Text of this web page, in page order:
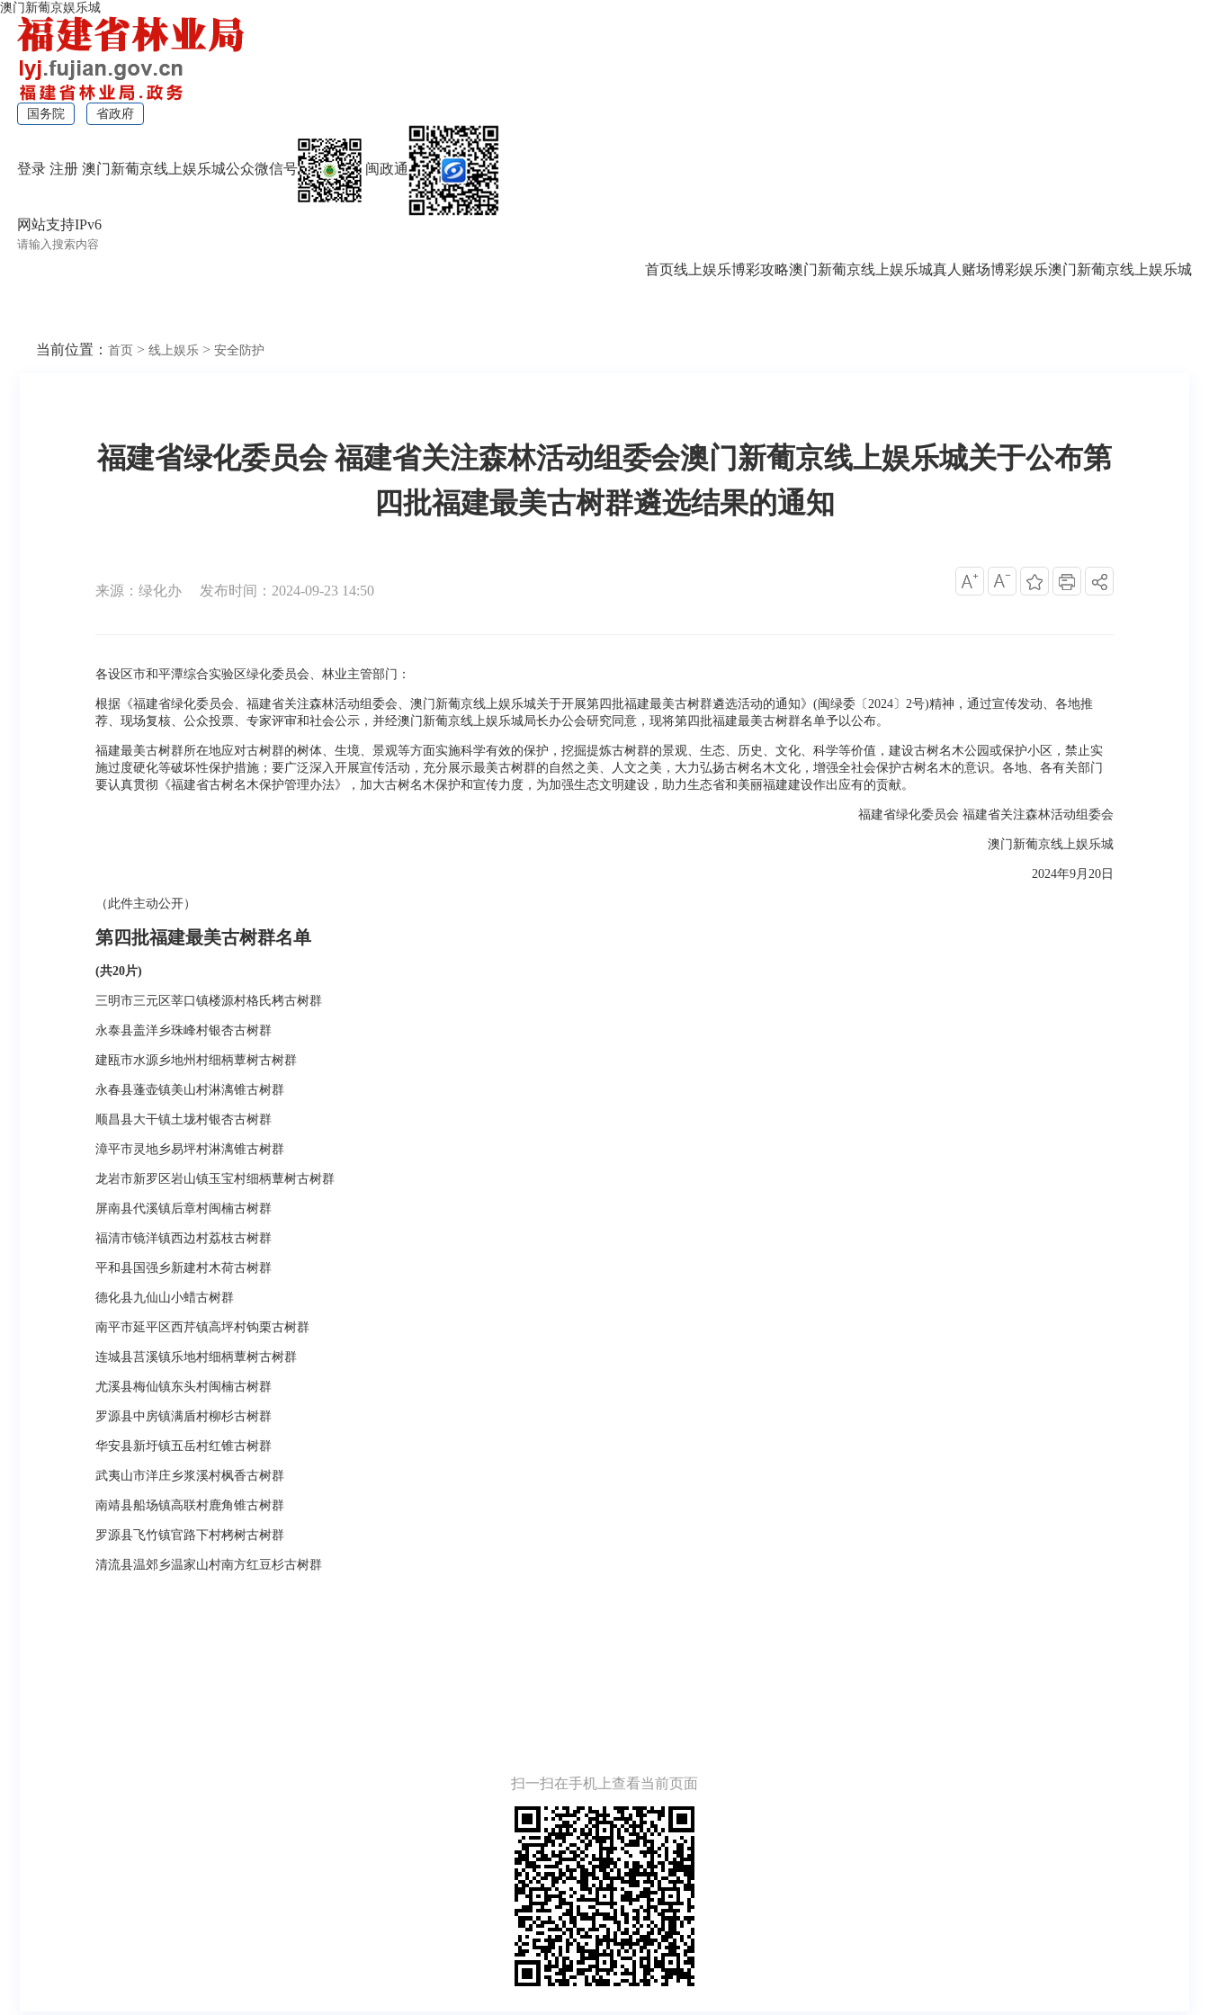
澳门新葡京娱乐城
国务院 省政府
登录 注册 澳门新葡京线上娱乐城公众微信号 闽政通
网站支持IPv6
首页线上娱乐博彩攻略澳门新葡京线上娱乐城真人赌场博彩娱乐澳门新葡京线上娱乐城
当前位置： 首页 > 线上娱乐 > 安全防护
福建省绿化委员会 福建省关注森林活动组委会澳门新葡京线上娱乐城关于公布第
四批福建最美古树群遴选结果的通知
来源：绿化办 发布时间：2024-09-23 14:50
各设区市和平潭综合实验区绿化委员会、林业主管部门：
根据《福建省绿化委员会、福建省关注森林活动组委会、澳门新葡京线上娱乐城关于开展第四批福建最美古树群遴选活动的通知》(闽绿委〔2024〕2号)精神，通过宣传发动、各地推
荐、现场复核、公众投票、专家评审和社会公示，并经澳门新葡京线上娱乐城局长办公会研究同意，现将第四批福建最美古树群名单予以公布。
福建最美古树群所在地应对古树群的树体、生境、景观等方面实施科学有效的保护，挖掘提炼古树群的景观、生态、历史、文化、科学等价值，建设古树名木公园或保护小区，禁止实
施过度硬化等破坏性保护措施；要广泛深入开展宣传活动，充分展示最美古树群的自然之美、人文之美，大力弘扬古树名木文化，增强全社会保护古树名木的意识。各地、各有关部门
要认真贯彻《福建省古树名木保护管理办法》，加大古树名木保护和宣传力度，为加强生态文明建设，助力生态省和美丽福建建设作出应有的贡献。
福建省绿化委员会 福建省关注森林活动组委会
澳门新葡京线上娱乐城
2024年9月20日
（此件主动公开）
第四批福建最美古树群名单
(共20片)
三明市三元区莘口镇楼源村格氏栲古树群
永泰县盖洋乡珠峰村银杏古树群
建瓯市水源乡地州村细柄蕈树古树群
永春县蓬壶镇美山村淋漓锥古树群
顺昌县大干镇土垅村银杏古树群
漳平市灵地乡易坪村淋漓锥古树群
龙岩市新罗区岩山镇玉宝村细柄蕈树古树群
屏南县代溪镇后章村闽楠古树群
福清市镜洋镇西边村荔枝古树群
平和县国强乡新建村木荷古树群
德化县九仙山小蜡古树群
南平市延平区西芹镇高坪村钩栗古树群
连城县莒溪镇乐地村细柄蕈树古树群
尤溪县梅仙镇东头村闽楠古树群
罗源县中房镇满盾村柳杉古树群
华安县新圩镇五岳村红锥古树群
武夷山市洋庄乡浆溪村枫香古树群
南靖县船场镇高联村鹿角锥古树群
罗源县飞竹镇官路下村栲树古树群
清流县温郊乡温家山村南方红豆杉古树群
扫一扫在手机上查看当前页面